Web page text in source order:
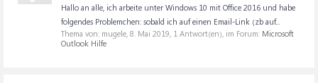
Hallo an alle, ich arbeite unter Windows 10 mit Office 2016 und habe
folgendes Problemchen: sobald ich auf einen Email-Link (zb auf...
Thema von: mugele, 8. Mai 2019, 1 Antwort(en), im Forum: Microsoft
Outlook Hilfe